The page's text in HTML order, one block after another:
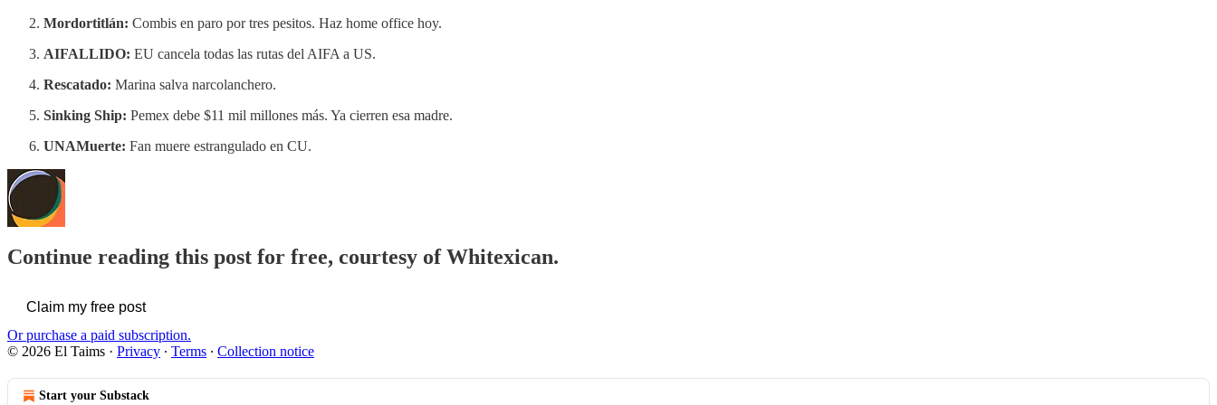
Mordortitlán: Combis en paro por tres pesitos. Haz home office hoy.
AIFALLIDO: EU cancela todas las rutas del AIFA a US.
Rescatado: Marina salva narcolanchero.
Sinking Ship: Pemex debe $11 mil millones más. Ya cierren esa madre.
UNAMuerte: Fan muere estrangulado en CU.
Continue reading this post for free, courtesy of Whitexican.
Claim my free post
Or purchase a paid subscription.
© 2026 El Taims · Privacy ∙ Terms ∙ Collection notice
Start your Substack